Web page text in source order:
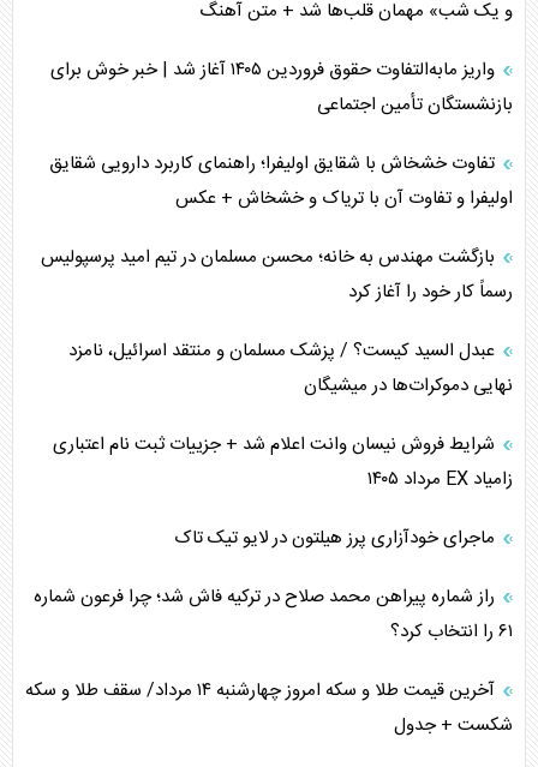
و یک شب» مهمان قلب‌ها شد + متن آهنگ
واریز مابه‌التفاوت حقوق فروردین ۱۴۰۵ آغاز شد | خبر خوش برای
بازنشستگان تأمین اجتماعی
تفاوت خشخاش با شقایق اولیفرا؛ راهنمای کاربرد دارویی شقایق
اولیفرا و تفاوت آن با تریاک و خشخاش + عکس
بازگشت مهندس به خانه؛ محسن مسلمان در تیم امید پرسپولیس
رسماً کار خود را آغاز کرد
عبدل السید کیست؟ / پزشک مسلمان و منتقد اسرائیل، نامزد
نهایی دموکرات‌ها در میشیگان
شرایط فروش نیسان وانت اعلام شد + جزییات ثبت نام اعتباری
زامیاد EX مرداد ۱۴۰۵
ماجرای خودآزاری پرز هیلتون در لایو تیک تاک
راز شماره پیراهن محمد صلاح در ترکیه فاش شد؛ چرا فرعون شماره
۶۱ را انتخاب کرد؟
آخرین قیمت طلا و سکه امروز چهارشنبه ۱۴ مرداد/ سقف طلا و سکه
شکست + جدول